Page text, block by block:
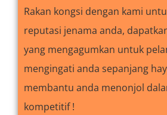
Rakan kongsi dengan kami
reputasi jenama anda,
yang mengagumkan untuk
mengingati anda sepanjang
membantu anda menonjol
kompetitif !